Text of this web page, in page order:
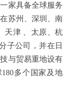
家具备全球服务
苏州、深圳、南
天津 、太原、杭
子公司，并在日
与贸易重地设有
多个国家及地